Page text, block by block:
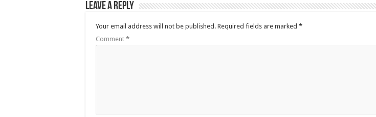
Leave a Reply
Your email address will not be published. Required fields are marked *
Comment *